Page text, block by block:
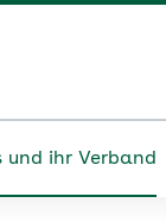
und ihr Verband